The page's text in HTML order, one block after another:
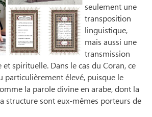
seulement une
transposition
linguistique,
mais aussi une
transmission
spirituelle. Dans le cas du Coran, ce
particulièrement élevé, puisque le
la parole divine en arabe, dont la
structure sont eux-mêmes porteurs de